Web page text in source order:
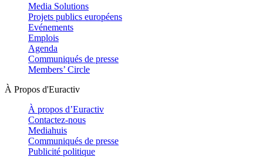
Media Solutions
Projets publics européens
Evénements
Emplois
Agenda
Communiqués de presse
Members’ Circle
À Propos d'Euractiv
À propos d’Euractiv
Contactez-nous
Mediahuis
Communiqués de presse
Publicité politique